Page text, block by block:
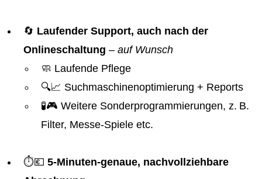
🔄 Laufender Support, auch nach der
Onlineschaltung – auf Wunsch
🧼 Laufende Pflege
🔍📈 Suchmaschinenoptimierung + Reports
🧪🎮 Weitere Sonderprogrammierungen, z. B.
Filter, Messe-Spiele etc.
⏱️💶 5-Minuten-genaue, nachvollziehbare